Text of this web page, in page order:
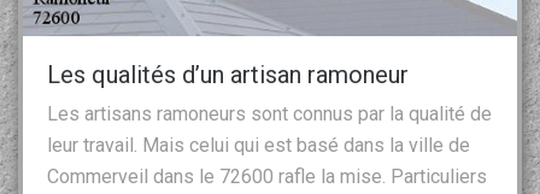
Les qualités d’un artisan ramoneur
Les artisans ramoneurs sont connus par la qualité de
leur travail. Mais celui qui est basé dans la ville de
Commerveil dans le 72600 rafle la mise. Particuliers